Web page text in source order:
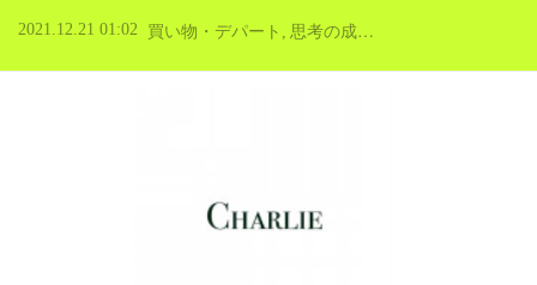
2021.12.21 01:02 買い物・デパート 思考の成熟度